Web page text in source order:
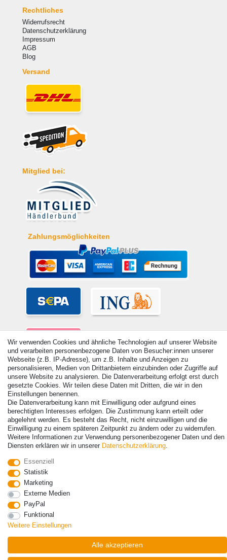
Rechtliches
Widerrufsrecht
Datenschutzerklärung
Impressum
AGB
Blog
Versand
Mitglied bei:
Zahlungsmöglichkeiten
© Copyright 2026 | Alle Rechte vorbehalten. - Alle Rechte vorbehalten.
Preisangaben inkl. gesetzl. 19% MwSt. | Grundpreise siehe Artikeldetail | *Gilt für
Lieferungen nach Deutschland!
Vertrag widerrufen Kontakt
Wir verwenden Cookies und ähnliche Technologien auf unserer Website
und verarbeiten personenbezogene Daten von Besucher:innen unserer
Webseite (z.B. IP-Adresse), um z.B. Inhalte und Anzeigen zu
personalisieren, Medien von Drittanbietern einzubinden oder Zugriffe auf
unsere Website zu analysieren. Die Datenverarbeitung erfolgt erst durch
gesetzte Cookies. Wir teilen diese Daten mit Dritten, die wir in den
Einstellungen benennen.
Die Datenverarbeitung kann mit Einwilligung oder aufgrund eines
berechtigten Interesses erfolgen. Die Zustimmung kann erteilt oder
abgelehnt werden. Es besteht das Recht, nicht einzuwilligen und die
Einwilligung zu einem späteren Zeitpunkt zu ändern oder zu widerrufen.
Weitere Informationen zur Verwendung personenbezogener Daten und den
Diensten erklären wir in unserer Daten­schutz­erklärung.
Essenziell
Statistik
Marketing
Externe Medien
PayPal
Funktional
Weitere Einstellungen
Alle akzeptieren